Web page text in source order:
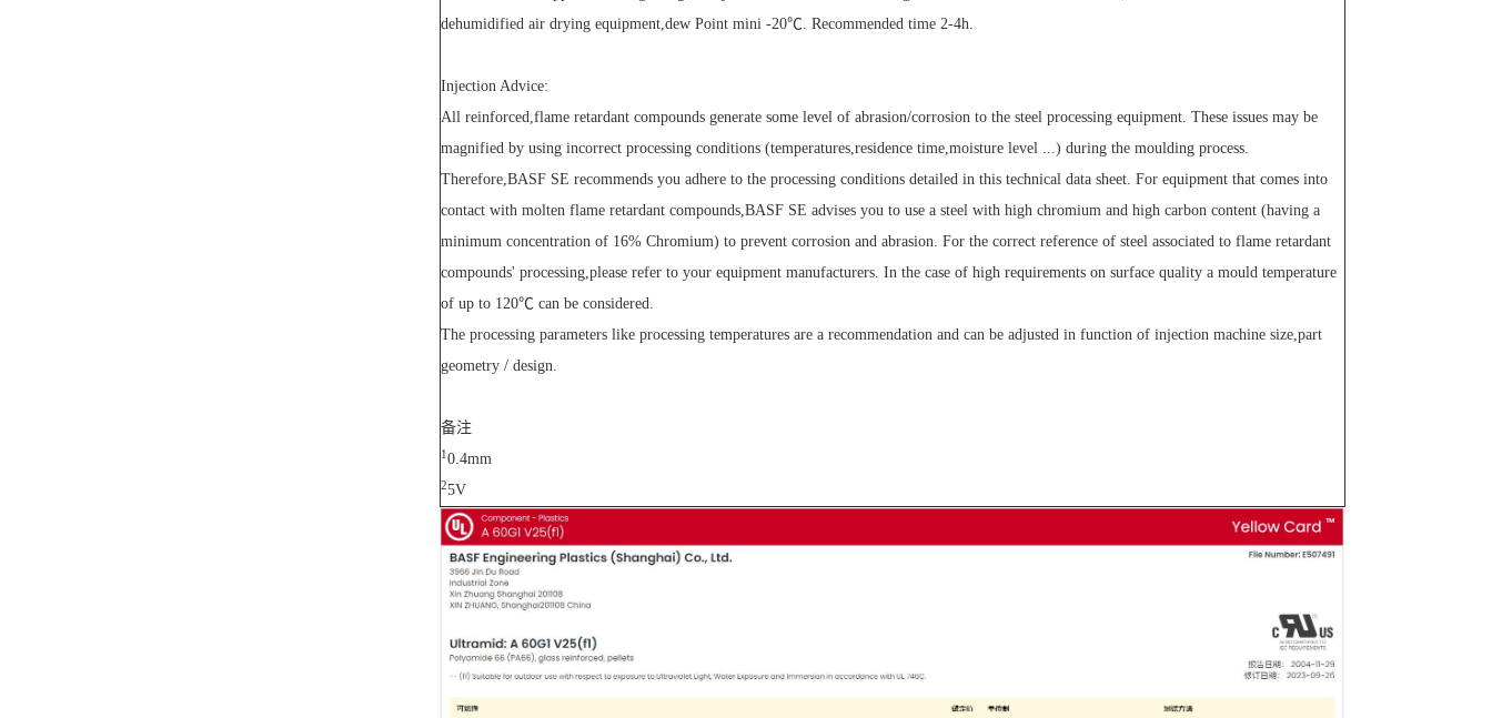
dehumidified air drying equipment,dew Point mini -20℃. Recommended time 2-4h.
Injection Advice:
All reinforced,flame retardant compounds generate some level of abrasion/corrosion to the steel processing equipment. These issues may be
magnified by using incorrect processing conditions (temperatures,residence time,moisture level ...) during the moulding process.
Therefore,BASF SE recommends you adhere to the processing conditions detailed in this technical data sheet. For equipment that comes into
contact with molten flame retardant compounds,BASF SE advises you to use a steel with high chromium and high carbon content (having a
minimum concentration of 16% Chromium) to prevent corrosion and abrasion. For the correct reference of steel associated to flame retardant
compounds' processing,please refer to your equipment manufacturers. In the case of high requirements on surface quality a mould temperature
of up to 120℃ can be considered.
The processing parameters like processing temperatures are a recommendation and can be adjusted in function of injection machine size,part
geometry / design.
备注
1 0.4mm
25V